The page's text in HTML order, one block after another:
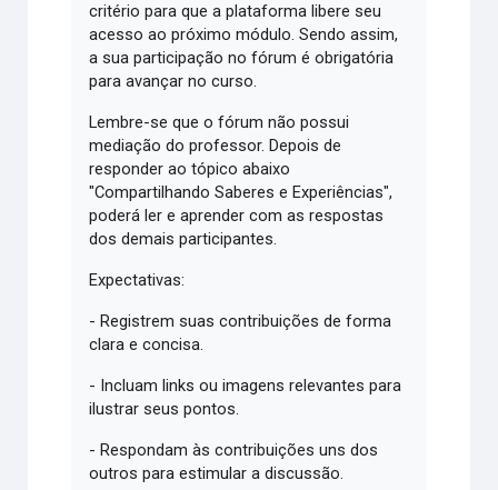
critério para que a plataforma libere seu
acesso ao próximo módulo. Sendo assim,
a sua participação no fórum é obrigatória
para avançar no curso.
Lembre-se que o fórum não possui
mediação do professor. Depois de
responder ao tópico abaixo
"Compartilhando Saberes e Experiências",
poderá ler e aprender com as respostas
dos demais participantes.
Expectativas:
- Registrem suas contribuições de forma
clara e concisa.
- Incluam links ou imagens relevantes para
ilustrar seus pontos.
- Respondam às contribuições uns dos
outros para estimular a discussão.